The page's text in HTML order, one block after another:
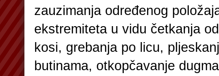
zauzimanja određenog
ekstremiteta u vidu četkanja
kosi, grebanja po licu,
butinama, otkopčavanje